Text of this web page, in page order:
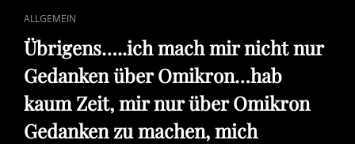
CAT
LINKS
ALLGEMEIN
Übrigens…..ich mach mir nicht nur
Gedanken über Omikron…hab
kaum Zeit, mir nur über Omikron
Gedanken zu machen, mich